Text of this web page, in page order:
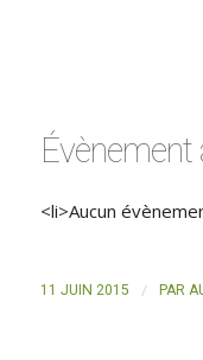
Évènement
<li>Aucun
11 JUIN 2015 / PAR